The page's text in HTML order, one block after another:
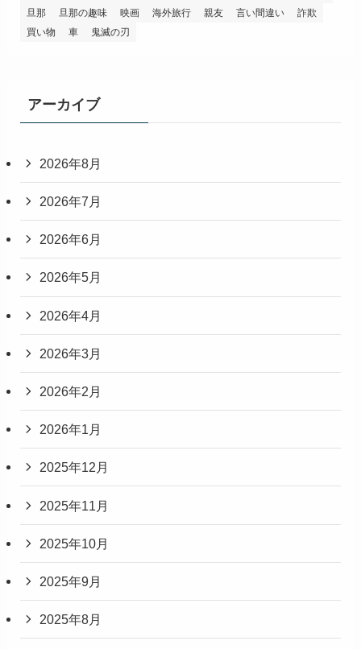
旦那
旦那の趣味 映画 海外旅行 親友 言い間違い
詐欺
買い物
車 鬼滅の刃
アーカイブ
2026年8月
2026年7月
2026年6月
2026年5月
2026年4月
2026年3月
2026年2月
2026年1月
2025年12月
2025年11月
2025年10月
2025年9月
2025年8月